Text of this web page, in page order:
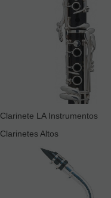
Clarinete LA Instrumentos
Clarinetes Altos